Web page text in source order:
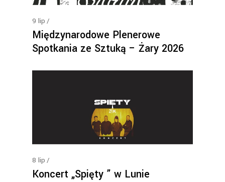
9 lip
Międzynarodowe Plenerowe
Spotkania ze Sztuką – Żary 2026
8 lip
Koncert „Spięty ” w Lunie